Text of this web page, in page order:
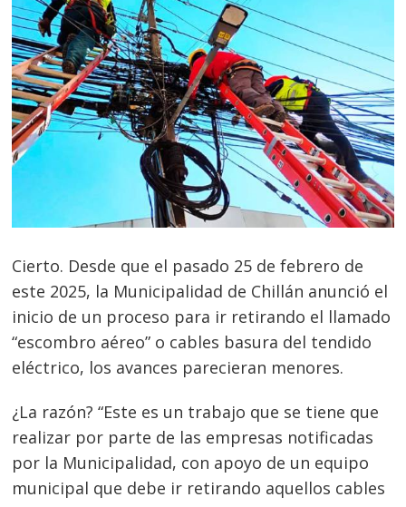
Cierto. Desde que el pasado 25 de febrero de
este 2025, la Municipalidad de Chillán anunció el
inicio de un proceso para ir retirando el llamado
“escombro aéreo” o cables basura del tendido
eléctrico, los avances parecieran menores.
¿La razón? “Este es un trabajo que se tiene que
realizar por parte de las empresas notificadas
por la Municipalidad, con apoyo de un equipo
municipal que debe ir retirando aquellos cables